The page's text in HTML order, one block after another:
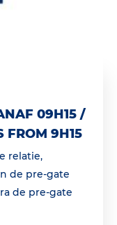
09H15 /
FROM 9H15
relatie,
de pre-gate
de pre-gate